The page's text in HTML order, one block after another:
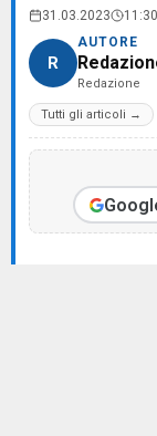
31.03.2023 11:30
R
AUTORE
Redazione
Tutti gli articoli →